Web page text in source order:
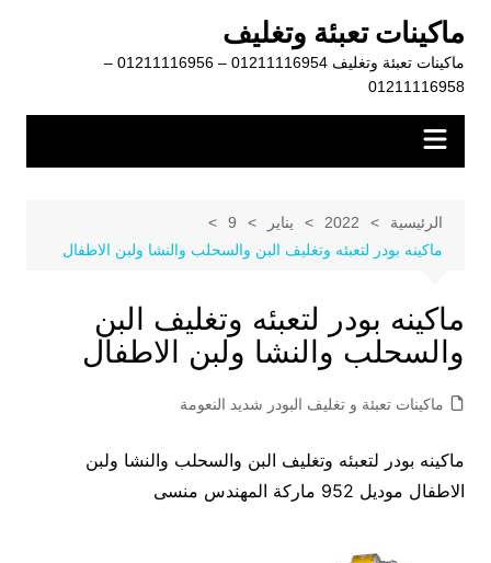
المحتوى
ماكينات تعبئة وتغليف
ماكينات تعبئة وتغليف 01211116954 – 01211116956 –
01211116958
الرئيسية 2022 يناير
9
ماكينه بودر لتعبئه وتغليف البن والسحلب والنشا ولبن الاطفال
ماكينه بودر لتعبئه وتغليف البن
والسحلب والنشا ولبن الاطفال
ماكينات تعبئة و تغليف البودر شديد النعومة
ماكينه بودر لتعبئه وتغليف البن والسحلب والنشا ولبن
الاطفال موديل 952 ماركة المهندس منسى